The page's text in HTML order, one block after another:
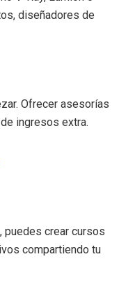
diseñadores de
Ofrecer asesorías
ingresos extra.
puedes crear cursos
compartiendo tu